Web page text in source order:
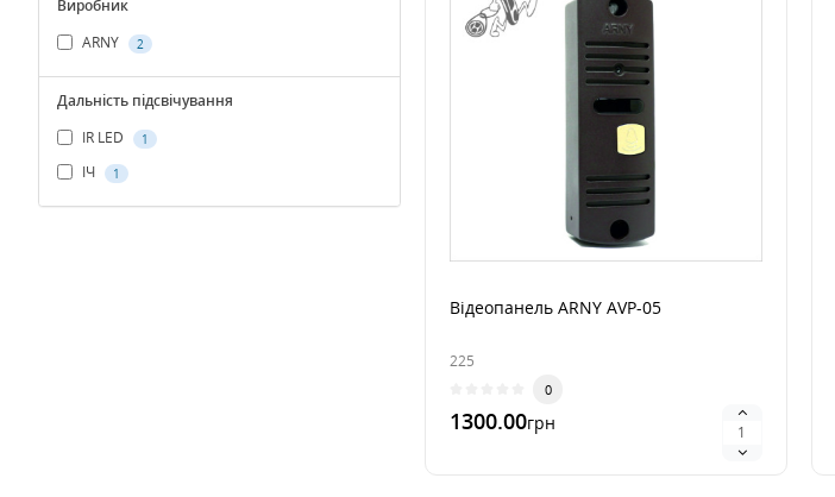
Виробник
ARNY
2
Дальність підсвічування
IR LED
1
ІЧ 1
Відеопанель ARNY AVP-05
225
0
1300.00грн